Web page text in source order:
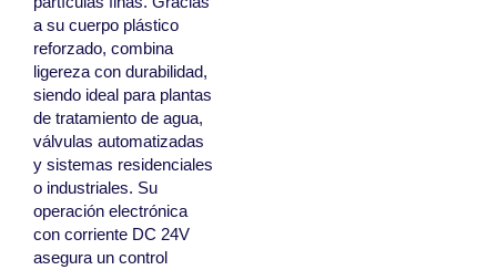
a su cuerpo plástico
reforzado, combina
ligereza con durabilidad,
siendo ideal para plantas
de tratamiento de agua,
válvulas automatizadas
y sistemas residenciales
o industriales. Su
operación electrónica
con corriente DC 24V
asegura un control